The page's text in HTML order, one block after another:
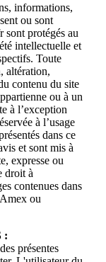
informations,
ou sont
sont protégés au
intellectuelle et
Toute
altération,
contenu du site
ou à un
à l’exception
à l’usage
dans ce
et sont mis à
expresse ou
droit à
contenues dans
ou
:
présentes